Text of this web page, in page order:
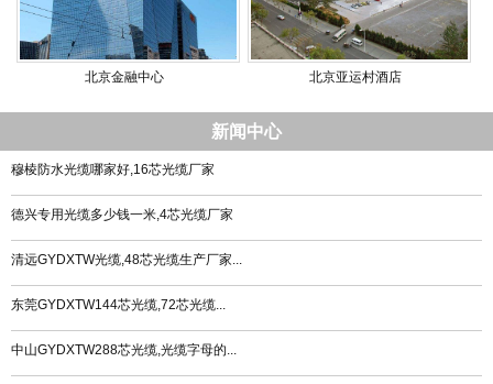
北京金融中心 北京亚运村酒店
新闻中心
穆棱防水光缆哪家好,16芯光缆厂家
德兴专用光缆多少钱一米,4芯光缆厂家
清远GYDXTW光缆,48芯光缆生产厂家...
东莞GYDXTW144芯光缆,72芯光缆...
中山GYDXTW288芯光缆,光缆字母的...